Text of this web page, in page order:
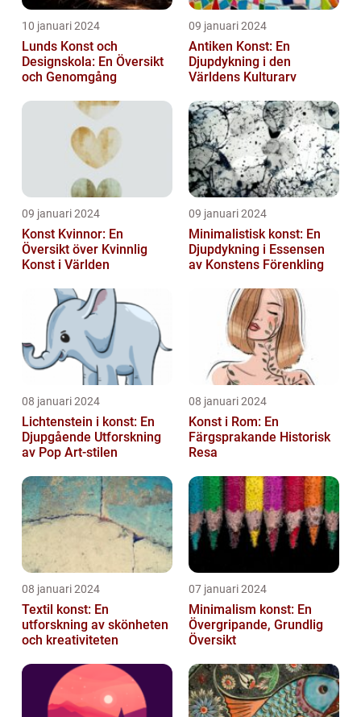
10 januari 2024
Lunds Konst och
Designskola: En Översikt
och Genomgång
09 januari 2024
Antiken Konst: En
Djupdykning i den
Världens Kulturarv
09 januari 2024
Konst Kvinnor: En
Översikt över Kvinnlig
Konst i Världen
09 januari 2024
Minimalistisk konst: En
Djupdykning i Essensen
av Konstens Förenkling
08 januari 2024
Lichtenstein i konst: En
Djupgående Utforskning
av Pop Art-stilen
08 januari 2024
Konst i Rom: En
Färgsprakande Historisk
Resa
08 januari 2024
Textil konst: En
utforskning av skönheten
och kreativiteten
07 januari 2024
Minimalism konst: En
Övergripande, Grundlig
Översikt